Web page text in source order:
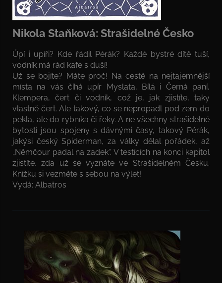
Nikola Staňková: Strašidelné Česko
Úpí i upíři? Kde řádil Pérák? Každé bystré dítě tuší,
vodník má rád kafe s duší!
Už se bojíte? Máte proč! Na cestě na nejtajemnější
místa na vás číhá upír Myslata, Bílá i Černá paní,
Klempera, čert či vodník, což je, jak zjistíte, taky
vlastně čert. Ale takový, co se nepropadl pod zem do
pekla, ale do rybníka či řeky. A ne všechny strašidelné
bytosti jsou spojeny s dávnými časy, takový Pérák,
jakýsi český Spiderman, za války dělal pořádek, až
„Němčour padal na zadek“. V testících na konci kapitol
zjistíte, zda už se vyznáte ve Strašidelném Česku.
Knížku si vezměte s sebou na výlet!
Vydá: Albatros